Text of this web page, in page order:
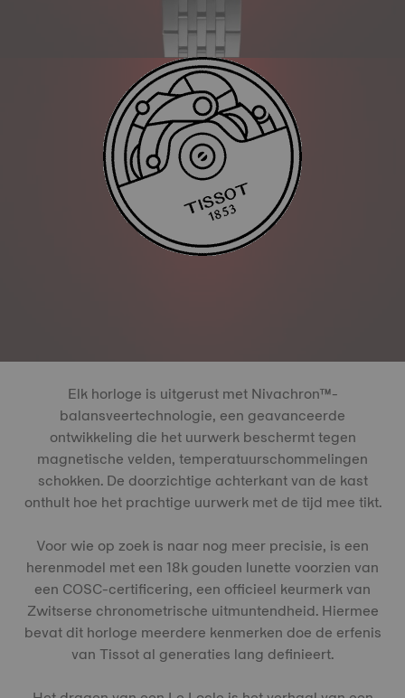
Elk horloge is uitgerust met Nivachron™-
balansveertechnologie, een geavanceerde
ontwikkeling die het uurwerk beschermt tegen
magnetische velden, temperatuurschommelingen
schokken. De doorzichtige achterkant van de kast
onthult hoe het prachtige uurwerk met de tijd mee tikt.
Voor wie op zoek is naar nog meer precisie, is een
herenmodel met een 18k gouden lunette voorzien van
een COSC-certificering, een officieel keurmerk van
Zwitserse chronometrische uitmuntendheid. Hiermee
bevat dit horloge meerdere kenmerken doe de erfenis
van Tissot al generaties lang definieert.